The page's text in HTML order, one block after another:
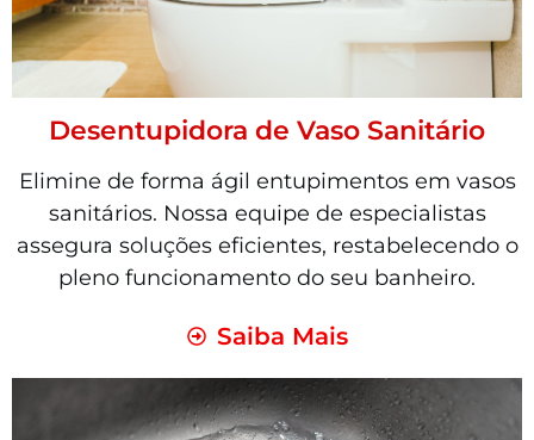
Desentupidora de Vaso Sanitário
Elimine de forma ágil entupimentos em vasos
sanitários. Nossa equipe de especialistas
assegura soluções eficientes, restabelecendo o
pleno funcionamento do seu banheiro.
Saiba Mais